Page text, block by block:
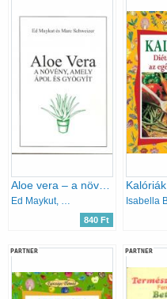
Ed Maykut, Marc Schweizer
840 Ft
PARTNER PARTNER